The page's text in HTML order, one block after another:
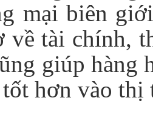
mại biên
về tài chính,
giúp hàng
tốt hơn vào